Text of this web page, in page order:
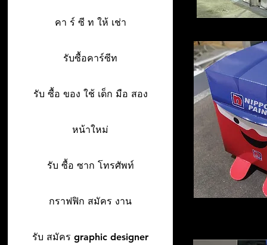
คา ร์ ซี ท ให้ เช่า
รับซื้อคาร์ซีท
รับ ซื้อ ของ ใช้ เด็ก มือ สอง
หน้าใหม่
รับ ซื้อ ซาก โทรศัพท์
กราฟฟิก สมัคร งาน
รับ สมัคร graphic designer